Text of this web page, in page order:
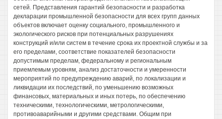
сетей. Представления гарантий безопасности и разработка
декларации промышленной безопасности для всех групп данных
объектов включает оценку социального, промышленного и
экологического рисков при потенциальных разрушениях
конструкций и/или систем в течение срока их проектной службы и за
его пределами, соответствие показателей безопасности
допустимым пределам, федеральному и региональным
приемлемым уровням, анализ достаточности и умеренности
мероприятий по предупреждению аварий, по локализации и
ликвидации их последствий, по уменьшению возможных
финансовых, материальных и иных потерь, по обеспечению
техническими, технологическими, метрологическими,
противоаварийными и другими средствами. Общим при